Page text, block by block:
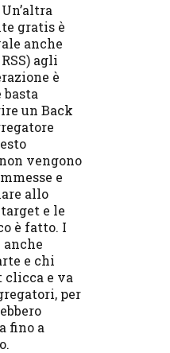
Un’altra
gratis è
anche
agli
è
un Back
vengono
e
allo
e le
è fatto. I
e chi
clicca e va
per
fino a